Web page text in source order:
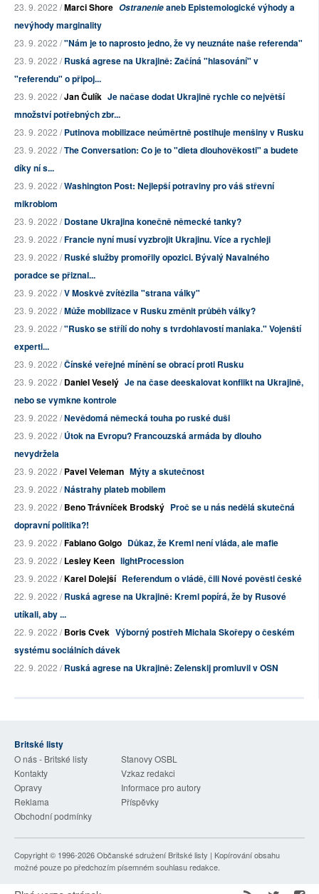
23. 9. 2022 /Marci Shore Ostranenieaneb Epistemologické výhody a
nevýhody marginality
23. 9. 2022 /"Nám je to naprosto jedno, že vy neuznáte naše referenda"
23. 9. 2022 /Ruská agrese na Ukrajině: Začíná "hlasování" v
"referendu" o připoj...
23. 9. 2022 /Jan Čulík Je načase dodat Ukrajině rychle co největší
množství potřebných zbr...
23. 9. 2022 /Putinova mobilizace neúměrtně postihuje menšiny v Rusku
23. 9. 2022 /The Conversation: Co je to "dieta dlouhověkosti" a budete
díky ní s...
23. 9. 2022 /Washington Post: Nejlepší potraviny pro váš střevní
mikrobiom
23. 9. 2022 /Dostane Ukrajina konečně německé tanky?
23. 9. 2022 /Francie nyní musí vyzbrojit Ukrajinu. Více a rychleji
23. 9. 2022 /Ruské služby promořily opozici. Bývalý Navalného
poradce se přiznal...
23. 9. 2022 /V Moskvě zvítězila "strana války"
23. 9. 2022 /Může mobilizace v Rusku změnit průběh války?
23. 9. 2022 /"Rusko se střílí do nohy s tvrdohlavostí maniaka." Vojenští
experti...
23. 9. 2022 /Čínské veřejné mínění se obrací proti Rusku
23. 9. 2022 /Daniel Veselý Je na čase deeskalovat konflikt na Ukrajině,
nebo se vymkne kontrole
23. 9. 2022 /Nevědomá německá touha po ruské duši
23. 9. 2022 /Útok na Evropu? Francouzská armáda by dlouho
nevydržela
23. 9. 2022 /Pavel Veleman Mýty a skutečnost
23. 9. 2022 /Nástrahy plateb mobilem
23. 9. 2022 /Beno Trávníček Brodský Proč se u nás nedělá skutečná
dopravní politika?!
23. 9. 2022 /Fabiano Golgo Důkaz, že Kreml není vláda, ale mafie
23. 9. 2022 /Lesley Keen lightProcession
23. 9. 2022 /Karel Dolejší Referendum o vládě, čili Nové pověsti české
22. 9. 2022 /Ruská agrese na Ukrajině: Kreml popírá, že by Rusové
utíkali, aby ...
22. 9. 2022 /Boris Cvek Výborný postřeh Michala Skořepy o českém
systému sociálních dávek
22. 9. 2022 /Ruská agrese na Ukrajině: Zelenskij promluvil v OSN
Britské listy
O nás - Britské listy
Stanovy OSBL
Kontakty
Vzkaz redakci
Opravy
Informace pro autory
Reklama
Příspěvky
Obchodní podmínky
Copyright © 1996-2026Občanské sdružení Britské listy | Kopírování obsahu
možné pouze po předchozím písemném souhlasu redakce.